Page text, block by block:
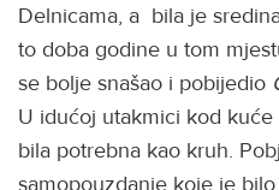
Delnicama, a bila je
to doba godine u tom
se bolje snašao i pobijedio
U idućoj utakmici kod kuće
bila potrebna kao kruh.
samopouzdanje koje je